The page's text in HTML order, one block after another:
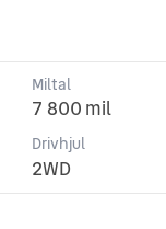
Miltal
7 800 mil
Drivhjul
2WD